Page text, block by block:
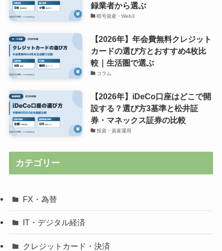
録業者から選ぶ
暗号資産・Web3
【2026年】年会費無料クレジット
カードの選び方とおすすめ4枚比
較｜生活圏で選ぶ
コラム
【2026年】iDeCo口座はどこで開
設する？選び方3基準と松井証
券・マネックス証券の比較
投資・資産運用
カテゴリー
FX・為替
IT・デジタル経済
クレジットカード・決済